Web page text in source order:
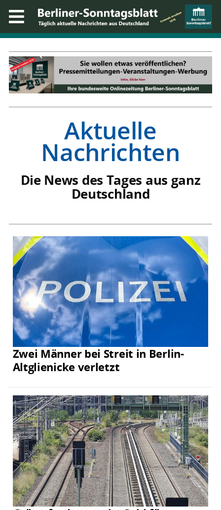
Aktuelle
Nachrichten
Die News des Tages aus ganz
Deutschland
Zwei Männer bei Streit in Berlin-
Altglienicke verletzt